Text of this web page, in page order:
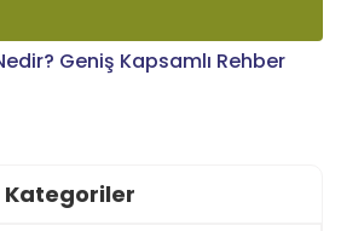
Geniş Kapsamlı Rehber
Kategoriler